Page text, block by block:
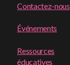
Contactez-nous
Événements
Ressources
éducatives